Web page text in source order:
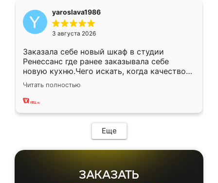
yaroslava1986
3 августа 2026
Заказала себе новый шкаф в студии
Ренессанс где ранее заказывала себе
новую кухню.Чего искать, когда качеством
вполне довольна. Служит кухня уже почти
два года, нареканий нет.
Читать полностью
Еще
ЗАКАЗАТЬ